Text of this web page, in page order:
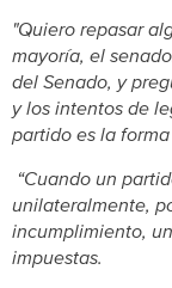
"Quiero repasar
mayoría, el
del Senado, y
y los intentos de
partido es la
“Cuando un
unilateralmente,
incumplimiento,
impuestas.